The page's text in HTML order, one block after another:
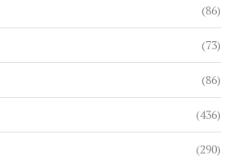
(86)
(73)
(86)
(436)
(290)